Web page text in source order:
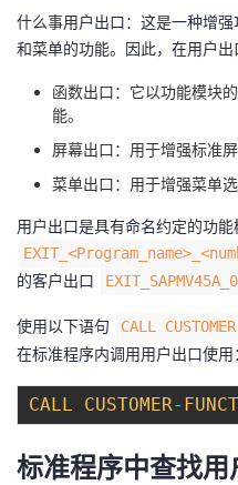
者
我
的
客
我
论
的
子
我
直
播
的
活
动
我
的
关
发
者
学
我
课
的
证
我
实
的
Programs
的
支
持
的
术
支
持
我
云
声
建
什么事用户出口：这是一种增
和菜单的功能。因此，在用户出
函数出口：它以功能模块
能。
屏幕出口：用于增强标准
菜单出口：用于增强菜单
用户出口是具有命名约定的功能
的客户出口
使用以下语句 CALL
在标准程序内调用用户出口使用
CALL CUSTOMER-
标准程序中查找用